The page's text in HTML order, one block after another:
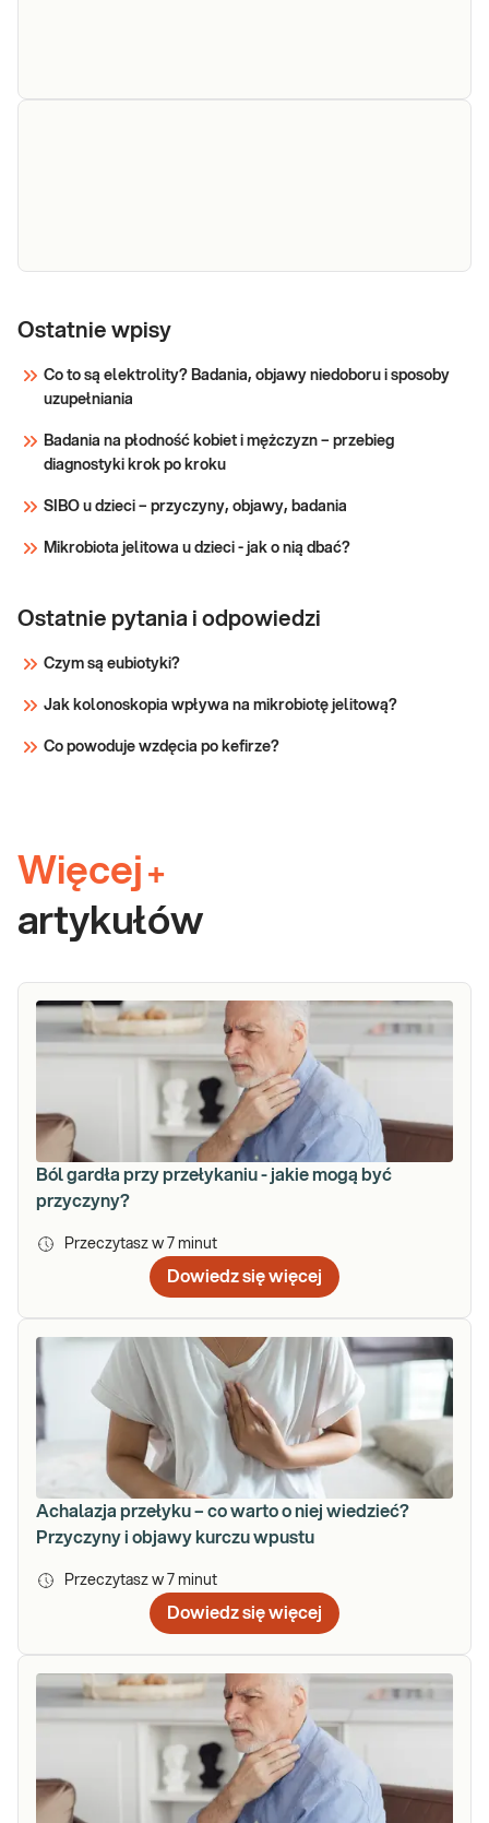
krwi
badanie krwi oceniające liczbę i wygląd krwinek:
krwi. Pomaga w wykrywaniu infekcji, stanów
zapalnych, niedokrwistości i innych zaburzeń.
Ostatnie wpisy
Co to są elektrolity? Badania, objawy niedoboru i sposoby
uzupełniania
Badania na płodność kobiet i mężczyzn – przebieg
diagnostyki krok po kroku
SIBO u dzieci – przyczyny, objawy, badania
Mikrobiota jelitowa u dzieci - jak o nią dbać?
Ostatnie pytania i odpowiedzi
Czym są eubiotyki?
Jak kolonoskopia wpływa na mikrobiotę jelitową?
Co powoduje wzdęcia po kefirze?
Więcej +
artykułów
Ból gardła przy przełykaniu - jakie mogą być
przyczyny?
Przeczytasz w 7 minut
Dowiedz się więcej
Achalazja przełyku – co warto o niej wiedzieć?
Przyczyny i objawy kurczu wpustu
Przeczytasz w 7 minut
Dowiedz się więcej